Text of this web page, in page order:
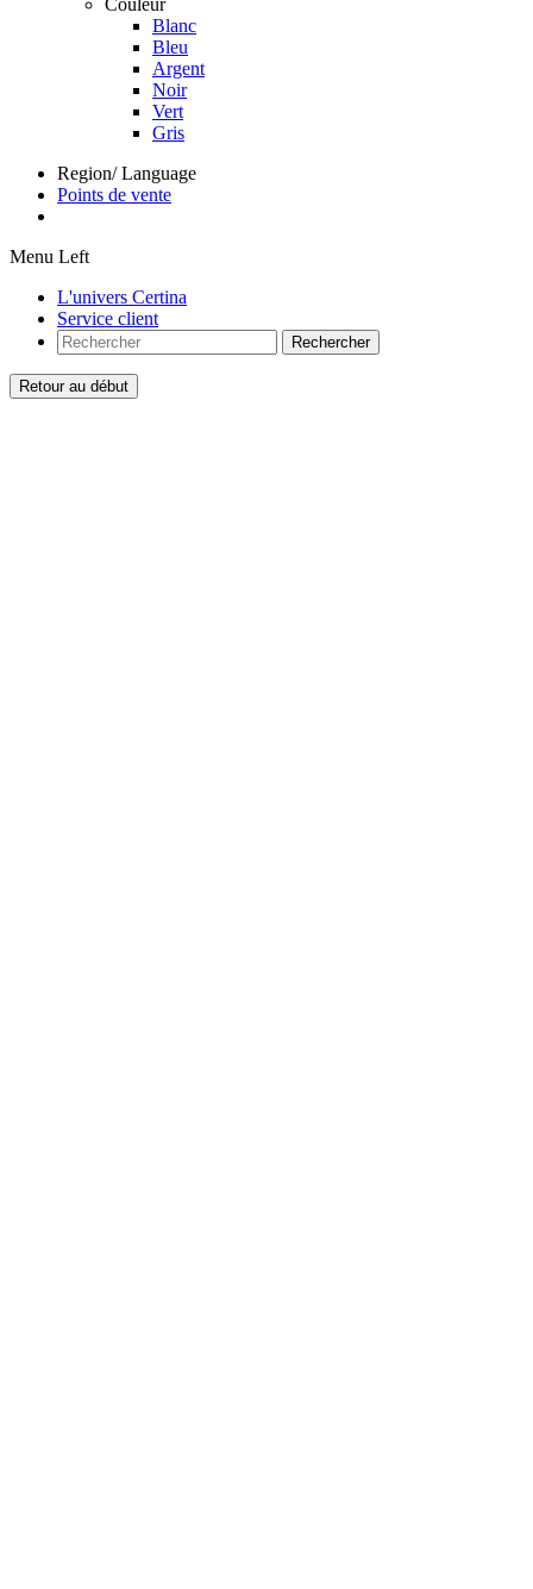
Blanc
Bleu
Argent
Noir
Vert
Gris
Region/ Language
Points de vente
Menu Left
L'univers Certina
Service client
Rechercher
Retour au début